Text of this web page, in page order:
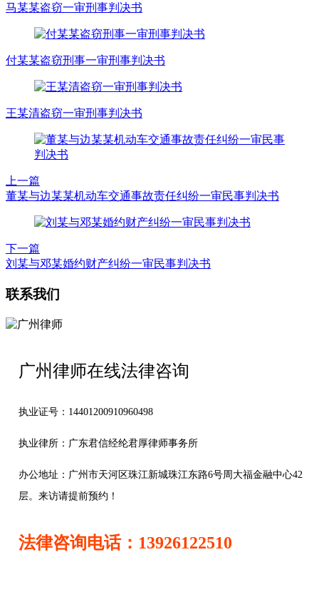
马某某盗窃一审刑事判决书
付某某盗窃刑事一审刑事判决书
王某清盗窃一审刑事判决书
上一篇
董某与边某某机动车交通事故责任纠纷一审民事判决书
下一篇
刘某与邓某婚约财产纠纷一审民事判决书
联系我们
广州律师在线法律咨询
执业证号：14401200910960498
执业律所：广东君信经纶君厚律师事务所
办公地址： 广州市天河区珠江新城珠江东路6号周大福金融中心42
层。来访请提前预约！
法律咨询电话：13926122510